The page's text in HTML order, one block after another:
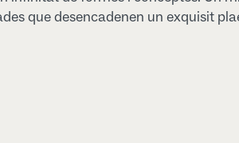
que desencadenen un exquisit